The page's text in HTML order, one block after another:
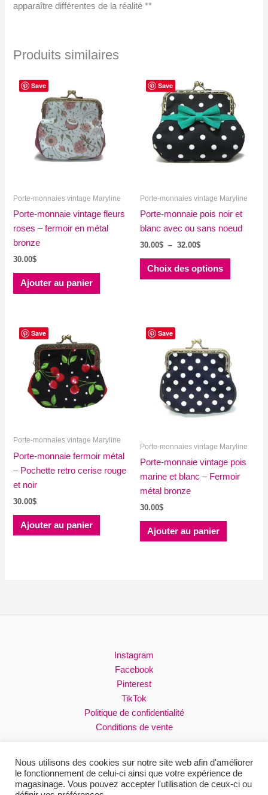
apparaître différentes de la réalité **
Produits similaires
Save
Porte-monnaies vintage Maryline
Porte-monnaie vintage fleurs
roses – fermoir en métal
bronze
30.00$
Ajouter au panier
Save
Porte-monnaies vintage Maryline
Porte-monnaie pois noir et
blanc avec ou sans noeud
30.00$ – 32.00$Plage
prix :
Choix des options
Ce
peuvent
être
choisies
sur
du
produit
Save
Porte-monnaies vintage Maryline
Porte-monnaie fermoir métal
– Pochette retro cerise rouge
et noir
30.00$
Ajouter au panier
Save
Porte-monnaies vintage Maryline
Porte-monnaie vintage pois
marine et blanc – Fermoir
métal bronze
30.00$
Ajouter au panier
Instagram
Facebook
Pinterest
TikTok
Politique de confidentialité
Conditions de vente
Nous utilisons des cookies sur notre site web afin d'améliorer
le fonctionnement de celui-ci ainsi que votre expérience de
magasinage. Vous pouvez accepter l'utilisation de ceux-ci ou